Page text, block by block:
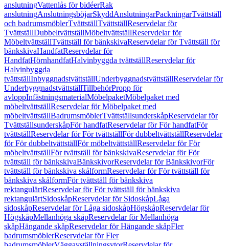
anslutningVattenlås för bidéerRak
anslutningAnslutningsböjarSkyddAnslutningarPackningarTvättställ
och badrumsmöblerTvättställTvättställReservdelar för
TvättställDubbeltvättställMöbeltvättställReservdelar för
MöbeltvättställTvättställ för bänkskivaReservdelar för Tvättställ för
bänkskivaHandfatReservdelar för
HandfatHörnhandfatHalvinbyggda tvättställReservdelar för
Halvinbyggda
tvättställInbyggnadstvättställUnderbyggnadstvättställReservdelar för
UnderbyggnadstvättställTillbehörPropp för
avloppInfästningsmaterialMöbelpaketMöbelpaket med
möbeltvättställReservdelar för Möbelpaket med
möbeltvättställBadrumsmöblerTvättställsunderskåpReservdelar för
TvättställsunderskåpFör handfatReservdelar för För handfatFör
tvättställReservdelar för För tvättställFör dubbeltvättställReservdelar
för För dubbeltvättställFör möbeltvättställReservdelar för För
möbeltvättställFör tvättställ för bänkskivaReservdelar för För
tvättställ för bänkskivaBänkskivorReservdelar för BänkskivorFör
tvättställ för bänkskiva skålformReservdelar för För tvättställ för
bänkskiva skålformFör tvättställ för bänkskiva
rektangulärtReservdelar för För tvättställ för bänkskiva
rektangulärtSidoskåpReservdelar för SidoskåpLåga
sidoskåpReservdelar för Låga sidoskåpHögskåpReservdelar för
HögskåpMellanhöga skåpReservdelar för Mellanhöga
skåpHängande skåpReservdelar för Hängande skåpFler
badrumsmöblerReservdelar för Fler